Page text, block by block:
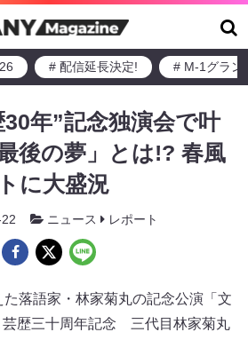
# 配信延長決定! # M-1グラン
年”記念独演会で叶
後の夢」とは!? 春風
に大盛況
ニュース レポート
落語家・林家菊丸の記念公演「文
芸歴三十周年記念 三代目林家菊丸